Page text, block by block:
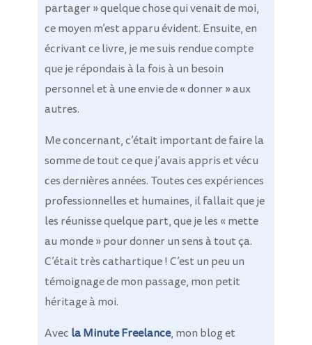
partager » quelque chose qui venait de moi,
ce moyen m’est apparu évident. Ensuite, en
écrivant ce livre, je me suis rendue compte
que je répondais à la fois à un besoin
personnel et à une envie de « donner » aux
autres.
Me concernant, c’était important de faire la
somme de tout ce que j’avais appris et vécu
ces dernières années. Toutes ces expériences
professionnelles et humaines, il fallait que je
les réunisse quelque part, que je les « mette
au monde » pour donner un sens à tout ça.
C’était très cathartique ! C’est un peu un
témoignage de mon passage, mon petit
héritage à moi.
Avec la Minute Freelance, mon blog et